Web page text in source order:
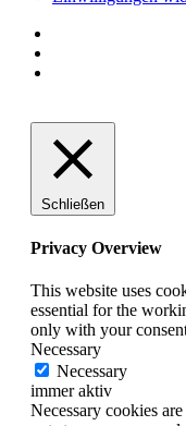
Schließen
Privacy Overview
This website uses
essential for the
only with your
Necessary
Necessary
immer aktiv
Necessary cookies